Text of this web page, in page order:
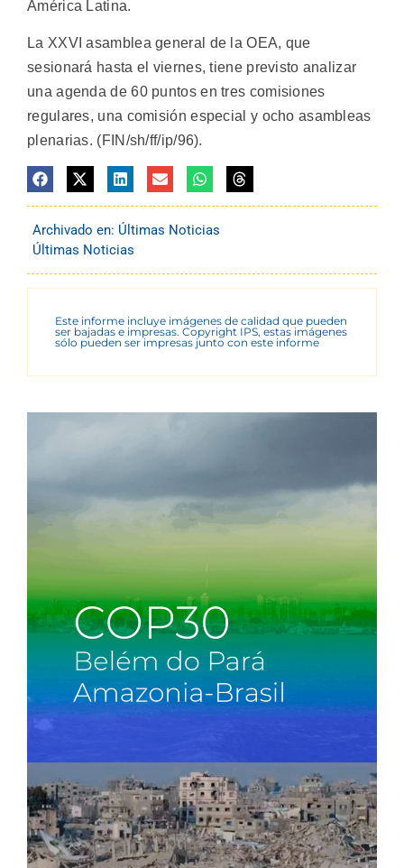
América Latina.
La XXVI asamblea general de la OEA, que
sesionará hasta el viernes, tiene previsto analizar
una agenda de 60 puntos en tres comisiones
regulares, una comisión especial y ocho asambleas
plenarias. (FIN/sh/ff/ip/96).
Archivado en: Últimas Noticias
Últimas Noticias
Este informe incluye imágenes de calidad que pueden
ser bajadas e impresas. Copyright IPS, estas imágenes
sólo pueden ser impresas junto con este informe